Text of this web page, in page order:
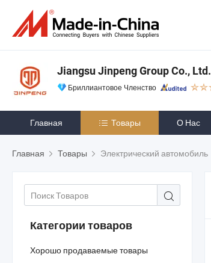
Jiangsu Jinpeng Group Co., Ltd.
Бриллиантовое Членство
Главная Товары О Нас
Главная Товары Электрический автомобиль
Категории товаров
Хорошо продаваемые товары